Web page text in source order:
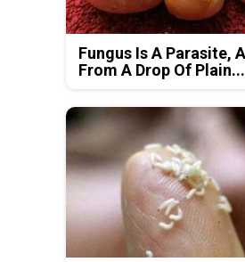
Fungus Is A Parasite,
From A Drop Of Plain...